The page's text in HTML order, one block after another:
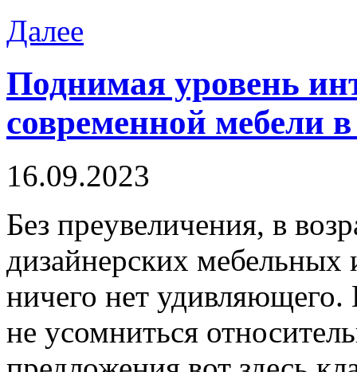
Далее
Поднимая уровень
современной мебели
16.09.2023
Бeз прeувeличeния, в
дизайнерских
ничего нет удивляющего.
не усомниться